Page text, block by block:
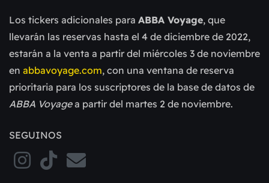
Los tickers adicionales para ABBA Voyage, que
llevarán las reservas hasta el 4 de diciembre de 2022,
estarán a la venta a partir del miércoles 3 de noviembre
en abbavoyage.com, con una ventana de reserva
prioritaria para los suscriptores de la base de datos de
ABBA Voyagea partir del martes 2 de noviembre.
SEGUINOS